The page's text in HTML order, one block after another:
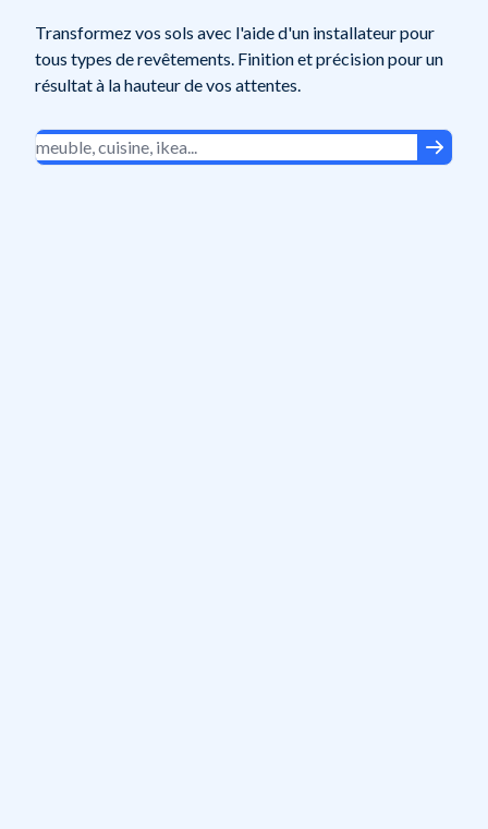
Transformez vos sols avec l'aide d'un installateur pour
tous types de revêtements. Finition et précision pour un
résultat à la hauteur de vos attentes.